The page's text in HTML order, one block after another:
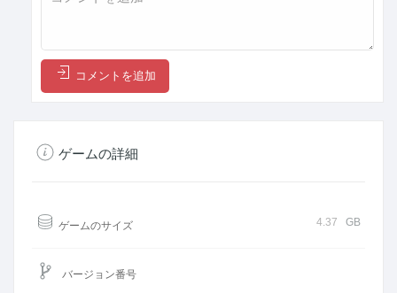
コメントを追加
ゲームの詳細
ゲームのサイズ 4.37 GB
バージョン番号